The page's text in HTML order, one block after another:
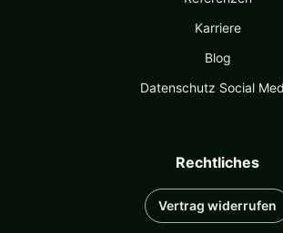
Karriere
Blog
Datenschutz Social
Rechtliches
Vertrag widerrufen